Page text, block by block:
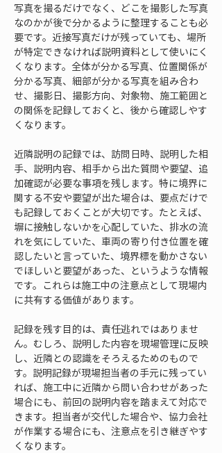
写真を撮るだけでなく、どこを撮影した写真
なのかが後で分かるように整理することも必
要です。近接写真だけが残っていても、場所
が特定できなければ説明資料として使いにく
くなります。全体が分かる写真、位置関係が
分かる写真、細部が分かる写真を組み合わ
せ、撮影日、撮影方向、対象物、施工範囲と
の関係を記録しておくと、後から確認しやす
くなります。
近隣説明の記録では、訪問日時、説明した相
手、説明内容、相手から出た質問や要望、追
加確認が必要な事項を残します。特に境界に
関する不安や要望が出た場合は、要点だけで
も記録しておくことが大切です。たとえば、
塀に接触しないかを心配していた、排水の流
れを気にしていた、車両の寄り付き位置を確
認したいと言っていた、境界標を動かさない
でほしいと要望があった、というような情報
です。これらは施工中の注意点として現場内
に共有する価値があります。
記録を残す目的は、責任逃れではありませ
ん。むしろ、説明した内容を現場管理に反映
し、近隣との認識をそろえるためのもので
す。説明記録が現場担当者の手元に残ってい
れば、施工中に近隣から問い合わせがあった
場合にも、前回の説明内容を踏まえて対応で
きます。担当者が交代した場合や、協力会社
が作業する場合にも、注意点を引き継ぎやす
くなります。